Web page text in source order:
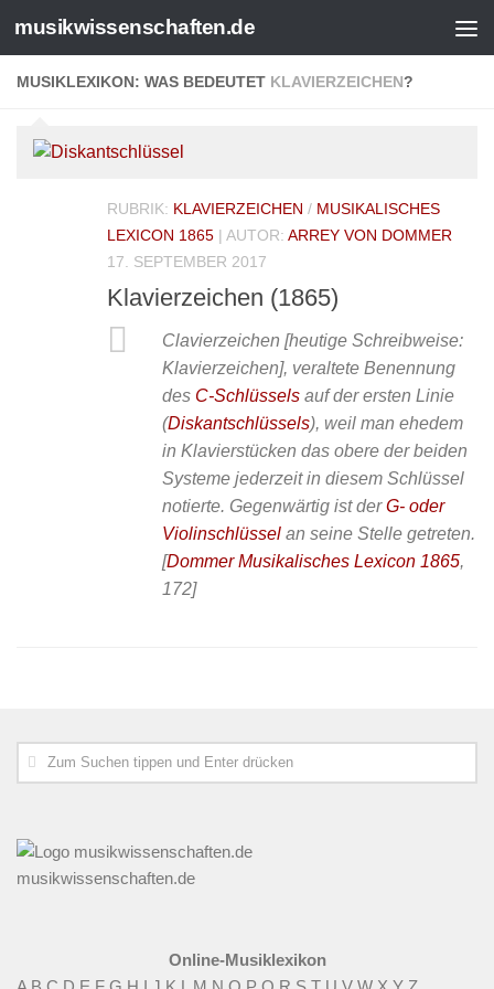
musikwissenschaften.de
MUSIKLEXIKON: WAS BEDEUTET KLAVIERZEICHEN?
RUBRIK: KLAVIERZEICHEN / MUSIKALISCHES
LEXICON 1865 | AUTOR: ARREY VON DOMMER
17. SEPTEMBER 2017
Klavierzeichen (1865)
Clavierzeichen [heutige Schreibweise:
Klavierzeichen], veraltete Benennung
des C-Schlüssels auf der ersten Linie
(Diskantschlüssels), weil man ehedem
in Klavierstücken das obere der beiden
Systeme jederzeit in diesem Schlüssel
notierte. Gegenwärtig ist derG- oder
Violinschlüssel an seine Stelle getreten.
[Dommer Musikalisches Lexicon 1865,
172]
musikwissenschaften.de
Online-Musiklexikon